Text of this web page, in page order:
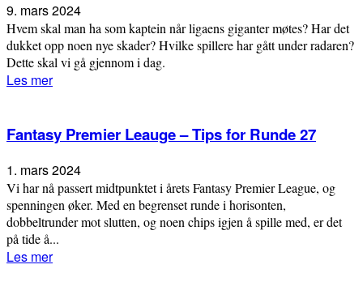
9. mars 2024
Hvem skal man ha som kaptein når ligaens giganter møtes? Har det
dukket opp noen nye skader? Hvilke spillere har gått under radaren?
Dette skal vi gå gjennom i dag.
Les mer
Fantasy Premier Leauge – Tips for Runde 27
1. mars 2024
Vi har nå passert midtpunktet i årets Fantasy Premier League, og
spenningen øker. Med en begrenset runde i horisonten,
dobbeltrunder mot slutten, og noen chips igjen å spille med, er det
på tide å...
Les mer